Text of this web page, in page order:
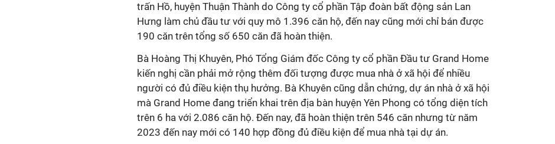
trấn Hồ, huyện Thuận Thành do Công ty cổ phần Tập đoàn bất động sản Lan
Hưng làm chủ đầu tư với quy mô 1.396 căn hộ, đến nay cũng mới chỉ bán được
190 căn trên tổng số 650 căn đã hoàn thiện.
Bà Hoàng Thị Khuyên, Phó Tổng Giám đốc Công ty cổ phần Đầu tư Grand Home
kiến nghị cần phải mở rộng thêm đối tượng được mua nhà ở xã hội để nhiều
người có đủ điều kiện thụ hưởng. Bà Khuyên cũng dẫn chứng, dự án nhà ở xã hội
mà Grand Home đang triển khai trên địa bàn huyện Yên Phong có tổng diện tích
trên 6 ha với 2.086 căn hộ. Đến nay, đã hoàn thiện trên 546 căn nhưng từ năm
2023 đến nay mới có 140 hợp đồng đủ điều kiện để mua nhà tại dự án.